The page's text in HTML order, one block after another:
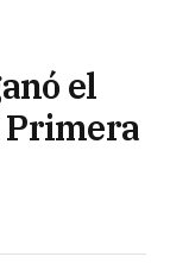
el
Primera